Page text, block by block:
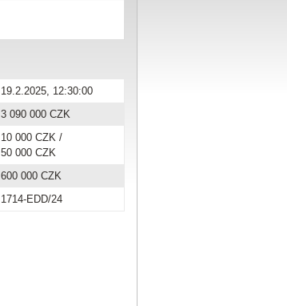
19.2.2025, 12:30:00
3 090 000 CZK
10 000 CZK /
50 000 CZK
600 000 CZK
1714-EDD/24